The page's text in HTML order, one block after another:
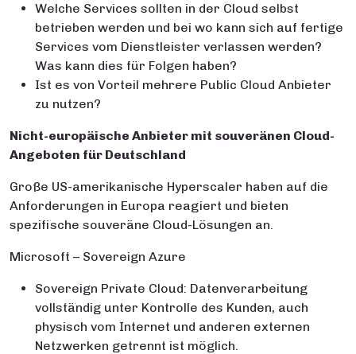
Welche Services sollten in der Cloud selbst
betrieben werden und bei wo kann sich auf fertige
Services vom Dienstleister verlassen werden?
Was kann dies für Folgen haben?
Ist es von Vorteil mehrere Public Cloud Anbieter
zu nutzen?
Nicht-europäische Anbieter mit souveränen Cloud-
Angeboten für Deutschland
Große US-amerikanische Hyperscaler haben auf die
Anforderungen in Europa reagiert und bieten
spezifische souveräne Cloud-Lösungen an.
Microsoft – Sovereign Azure
Sovereign Private Cloud: Datenverarbeitung
vollständig unter Kontrolle des Kunden, auch
physisch vom Internet und anderen externen
Netzwerken getrennt ist möglich.